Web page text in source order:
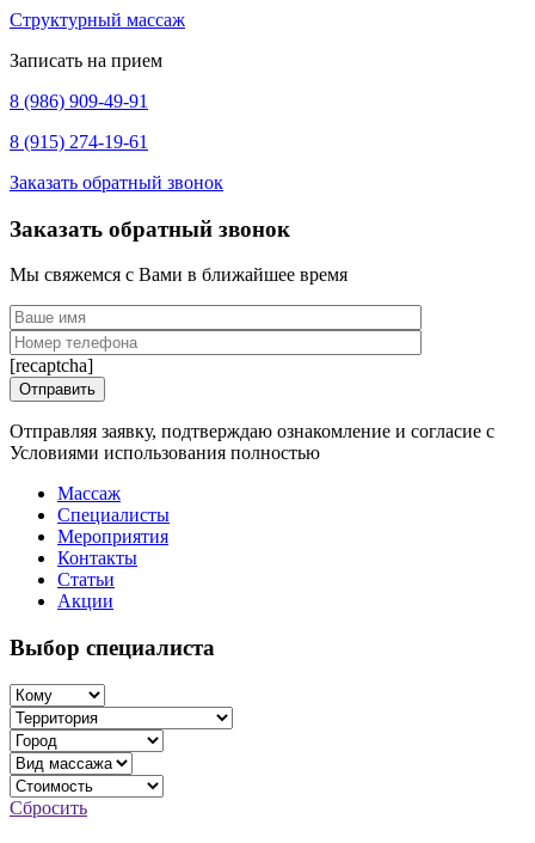
Структурный массаж
Записать на прием
8 (986) 909-49-91
8 (915) 274-19-61
Заказать обратный звонок
Заказать обратный звонок
Мы свяжемся с Вами в ближайшее время
[recaptcha]
Отправляя заявку, подтверждаю ознакомление и согласие с
Условиями использования полностью
Массаж
Специалисты
Мероприятия
Контакты
Статьи
Акции
Выбор специалиста
Сбросить